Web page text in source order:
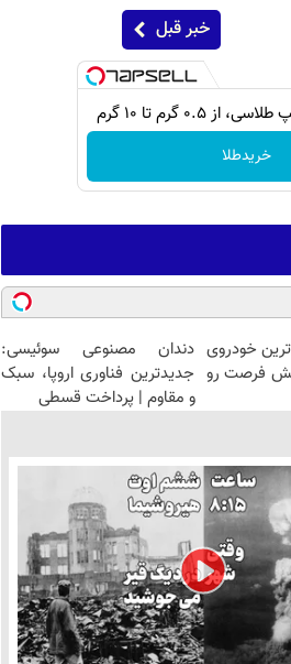
خبر قبل
۰.۵ گرم تا ۱۰ گرم
خریدطلا
خودروی
فرصت رو
دندان مصنوعی سوئیسی:
جدیدترین فناوری اروپا، سبک
و مقاوم | پرداخت قسطی